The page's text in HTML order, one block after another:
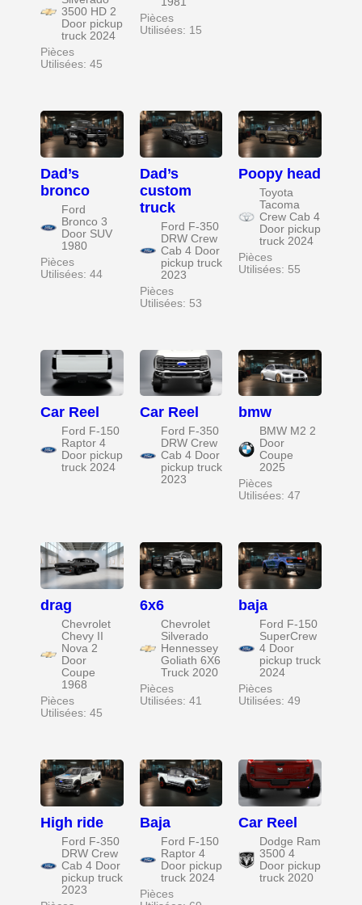
3500 HD 2
Door pickup
truck 2024
Pièces
Utilisées: 45
Pièces
Utilisées: 15
Dad’s
bronco
Ford
Bronco 3
Door SUV
1980
Pièces
Utilisées: 44
Dad’s
custom
truck
Ford F-350
DRW Crew
Cab 4 Door
pickup truck
2023
Pièces
Utilisées: 53
Poopy head
Toyota
Tacoma
Crew Cab 4
Door pickup
truck 2024
Pièces
Utilisées: 55
Car Reel
Ford F-150
Raptor 4
Door pickup
truck 2024
Car Reel
Ford F-350
DRW Crew
Cab 4 Door
pickup truck
2023
bmw
BMW M2 2
Door
Coupe
2025
Pièces
Utilisées: 47
drag
Chevrolet
Chevy II
Nova 2
Door
Coupe
1968
Pièces
Utilisées: 45
6x6
Chevrolet
Silverado
Hennessey
Goliath 6X6
Truck 2020
Pièces
Utilisées: 41
baja
Ford F-150
SuperCrew
4 Door
pickup truck
2024
Pièces
Utilisées: 49
High ride
Ford F-350
DRW Crew
Cab 4 Door
pickup truck
2023
Baja
Ford F-150
Raptor 4
Door pickup
truck 2024
Pièces
Car Reel
Dodge Ram
3500 4
Door pickup
truck 2020